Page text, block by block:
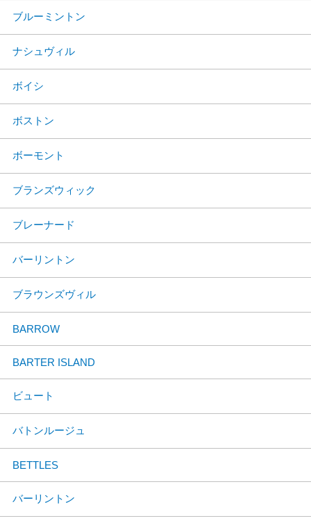
ブルーミントン
ナシュヴィル
ボイシ
ボストン
ボーモント
ブランズウィック
ブレーナード
バーリントン
ブラウンズヴィル
BARROW
BARTER ISLAND
ビュート
バトンルージュ
BETTLES
バーリントン